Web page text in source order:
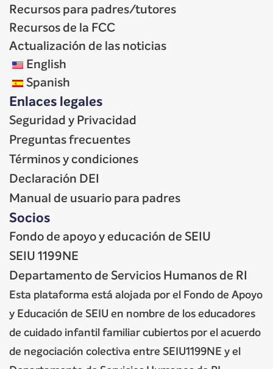
Recursos para padres/tutores
Recursos de la FCC
Actualización de las noticias
English
Spanish
Enlaces legales
Seguridad y Privacidad
Preguntas frecuentes
Términos y condiciones
Declaración DEI
Manual de usuario para padres
Socios
Fondo de apoyo y educación de SEIU
SEIU 1199NE
Departamento de Servicios Humanos de RI
Esta plataforma está alojada por el Fondo de Apoyo
y Educación de SEIU en nombre de los educadores
de cuidado infantil familiar cubiertos por el acuerdo
de negociación colectiva entre SEIU1199NE y el